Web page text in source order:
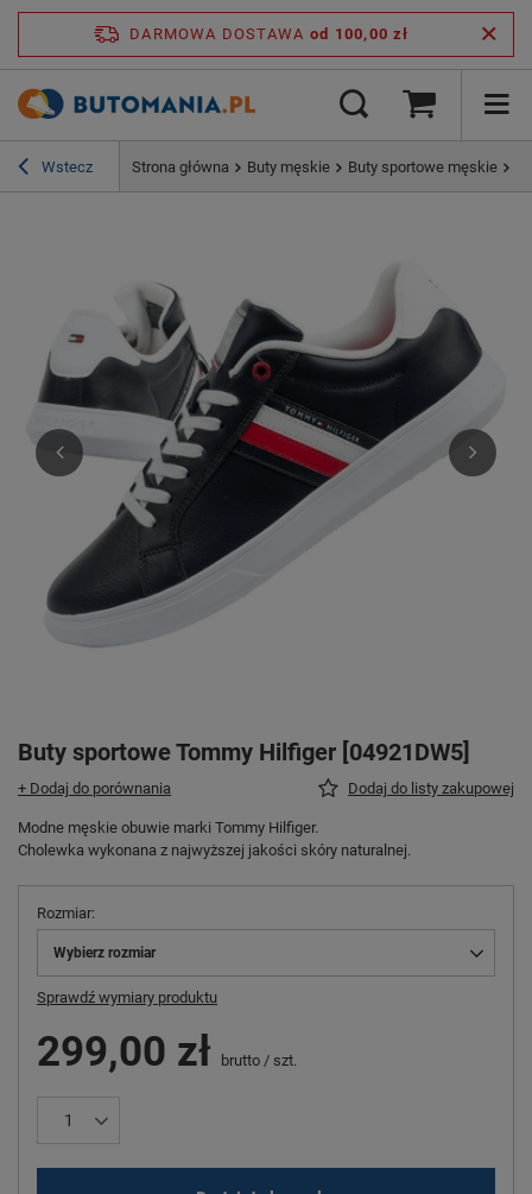
DARMOWA DOSTAWA od 100,00 zł
Wstecz Strona główna Buty męskie Buty sportowe męskie
Buty sportowe Tommy Hilfiger [04921DW5]
+ Dodaj do porównania Dodaj do listy zakupowej
Modne męskie obuwie marki Tommy Hilfiger.
Cholewka wykonana z najwyższej jakości skóry naturalnej.
Rozmiar
Wybierz rozmiar
Sprawdź wymiary produktu
299,00 zł brutto / szt.